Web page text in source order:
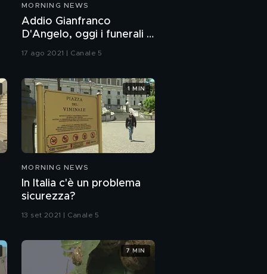
MORNING NEWS
Addio Gianfranco
D'Angelo, oggi i funerali a
17 ago 2021 | Canale 5
MORNING NEWS
In Italia c'è un problema
sicurezza?
13 set 2021 | Canale 5
1 MIN
7 MIN